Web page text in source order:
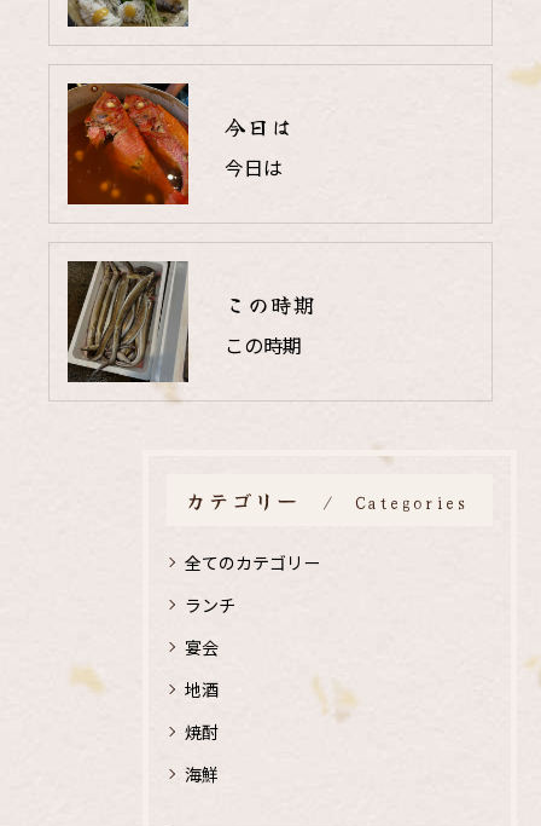
今日は
今日は
この時期
この時期
カテゴリー Categories
全てのカテゴリー
ランチ
宴会
地酒
焼酎
海鮮